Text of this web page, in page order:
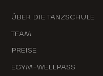
ÜBER DIE TANZSCHULE
TEAM
PREISE
EGYM-WELLPASS